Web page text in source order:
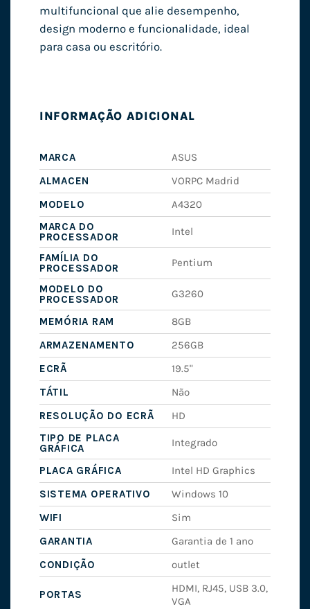
multifuncional que alie desempenho,
design moderno e funcionalidade, ideal
para casa ou escritório.
INFORMAÇÃO ADICIONAL
MARCA
ASUS
ALMACEN
VORPC Madrid
MODELO
A4320
MARCA DO
PROCESSADOR
Intel
FAMÍLIA DO
PROCESSADOR
Pentium
MODELO DO
PROCESSADOR
G3260
MEMÓRIA RAM
8GB
ARMAZENAMENTO
256GB
ECRÃ
19.5"
TÁTIL
Não
RESOLUÇÃO DO ECRÃ
HD
TIPO DE PLACA
GRÁFICA
Integrado
PLACA GRÁFICA
Intel HD Graphics
SISTEMA OPERATIVO
Windows 10
WIFI
Sim
GARANTIA
Garantia de 1 ano
CONDIÇÃO
outlet
PORTAS
HDMI, RJ45, USB 3.0,
VGA